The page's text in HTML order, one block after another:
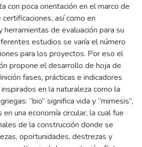
con poca orientación en el marco de
así como en
herramientas de evaluación para su
estudios se varía el número
para los proyectos. Por eso el
propone el desarrollo de hoja de
fases, prácticas e indicadores
en la naturaleza como la
“bio” significa vida y “mimesis”,
una economía circular, la cual fue
de la construcción donde se
oportunidades, destrezas y